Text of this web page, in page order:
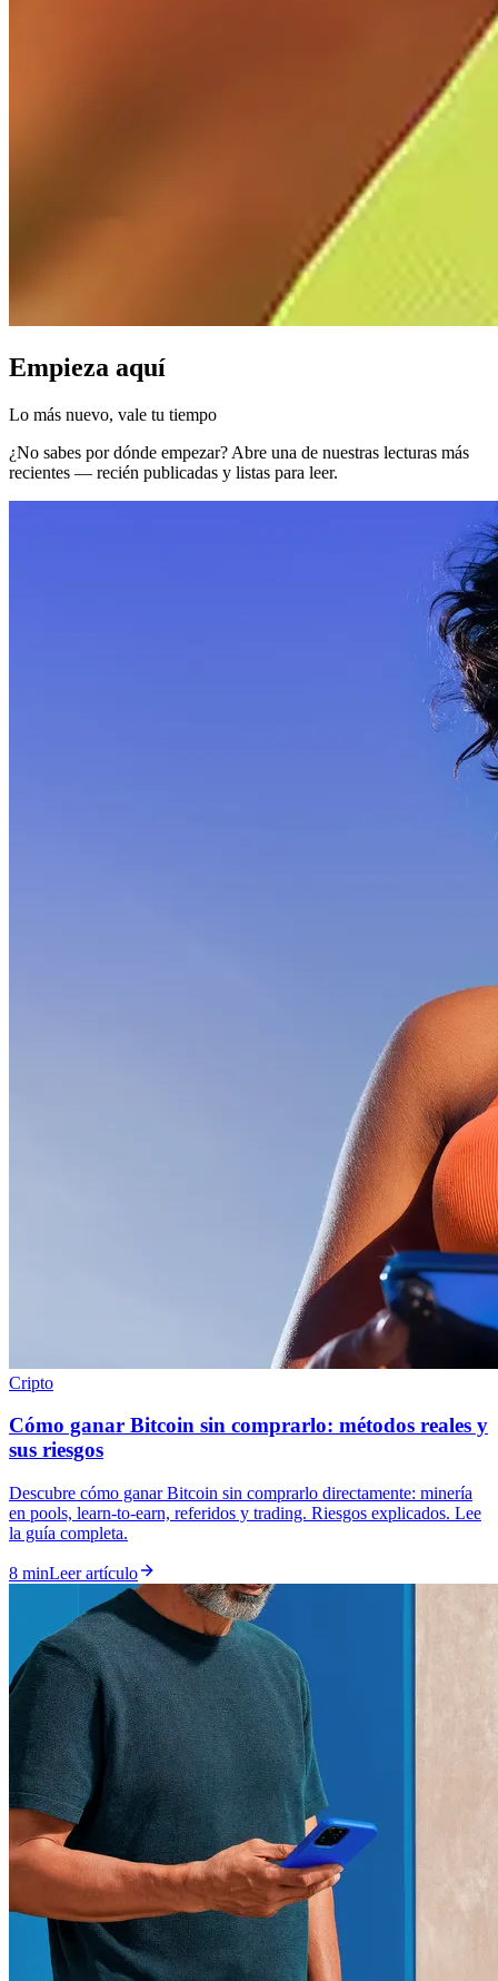
Empieza aquí
Lo más nuevo, vale tu tiempo
¿No sabes por dónde empezar? Abre una de nuestras lecturas más
recientes — recién publicadas y listas para leer.
Cripto
Cómo ganar Bitcoin sin comprarlo: métodos reales y
sus riesgos
Descubre cómo ganar Bitcoin sin comprarlo directamente: minería
en pools, learn-to-earn, referidos y trading. Riesgos explicados. Lee
la guía completa.
8 minLeer artículo